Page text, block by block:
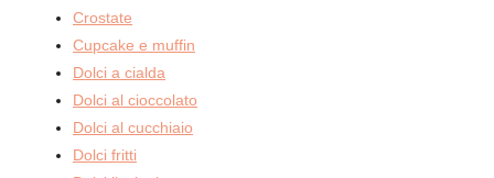
Crostate
Cupcake e muffin
Dolci a cialda
Dolci al cioccolato
Dolci al cucchiaio
Dolci fritti